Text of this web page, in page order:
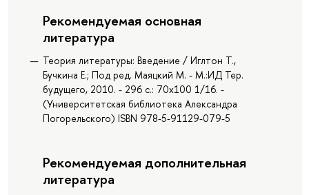
Рекомендуемая основная
литература
Теория литературы: Введение / Иглтон Т.,
Бучкина Е.; Под ред. Маяцкий М. - М.:ИД Тер.
будущего, 2010. - 296 с.: 70x100 1/16. -
(Университетская библиотека Александра
Погорельского) ISBN 978-5-91129-079-5
Рекомендуемая дополнительная
литература